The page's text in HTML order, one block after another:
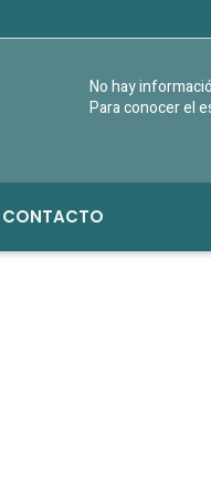
No hay
Para conocer el
CONTACTO